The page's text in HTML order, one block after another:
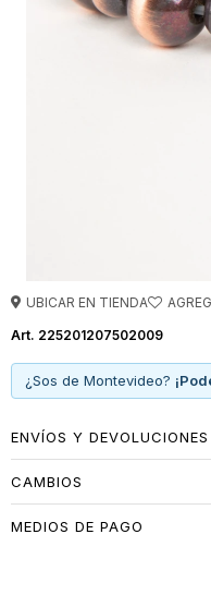
UBICAR EN TIENDA
225201207502009
¿Sos de Montevideo?
ENVÍOS Y DEVOLUCIONES
CAMBIOS
MEDIOS DE PAGO